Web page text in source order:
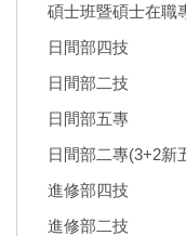
碩士班暨碩士在職
日間部四技
日間部二技
日間部五專
日間部二專(3+2新
進修部四技
進修部二技